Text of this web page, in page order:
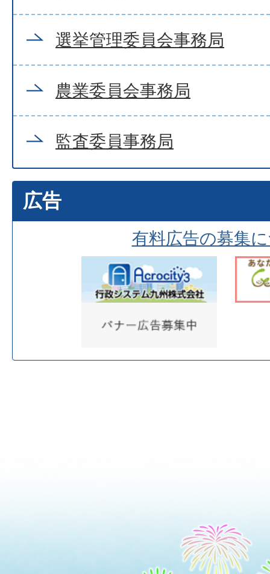
選挙管理委員会事務局
農業委員会事務局
監査委員事務局
広告
有料広告の募集